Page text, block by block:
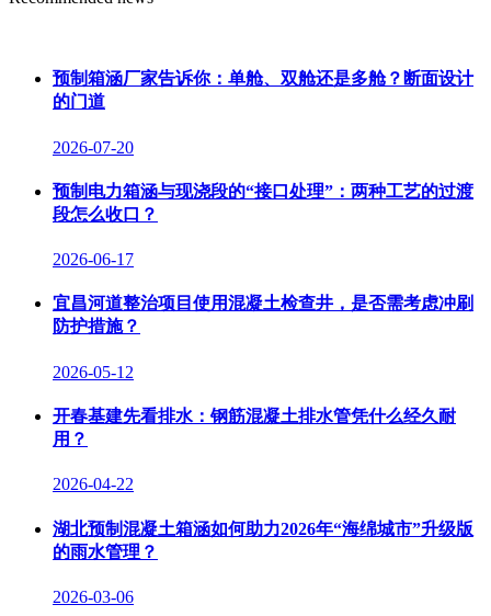
预制箱涵厂家告诉你：单舱、双舱还是多舱？断面设计
的门道
2026-07-20
预制电力箱涵与现浇段的“接口处理”：两种工艺的过渡
段怎么收口？
2026-06-17
宜昌河道整治项目使用混凝土检查井，是否需考虑冲刷
防护措施？
2026-05-12
开春基建先看排水：钢筋混凝土排水管凭什么经久耐
用？
2026-04-22
湖北预制混凝土箱涵如何助力2026年“海绵城市”升级版
的雨水管理？
2026-03-06